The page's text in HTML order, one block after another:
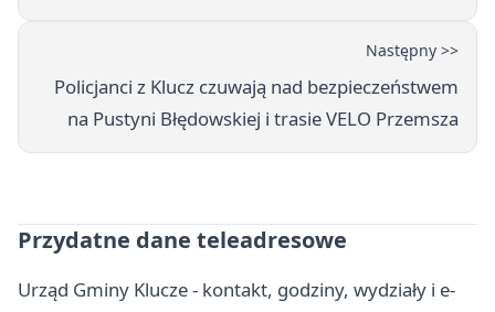
Następny >>
Policjanci z Klucz czuwają nad bezpieczeństwem
na Pustyni Błędowskiej i trasie VELO Przemsza
Przydatne dane teleadresowe
Urząd Gminy Klucze - kontakt, godziny, wydziały i e-